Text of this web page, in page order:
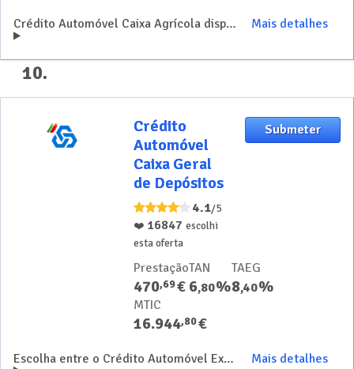
Crédito Automóvel Caixa Agrícola disponível para todo o tipo de viaturas Mais detalhes
10.
Crédito
Automóvel
Caixa Geral
de Depósitos
Crédito
Automóvel
Caixa Geral
de Depósitos
4.1/5
❤️ 16847 escolhi
esta oferta
Prestação
470,69€
TAN
6,80%
TAEG
8,40%
MTIC
16.944,80€
Escolha entre o Crédito Automóvel Expresso CGD e o Crédito Auto CGD Mais detalhes
Submeter